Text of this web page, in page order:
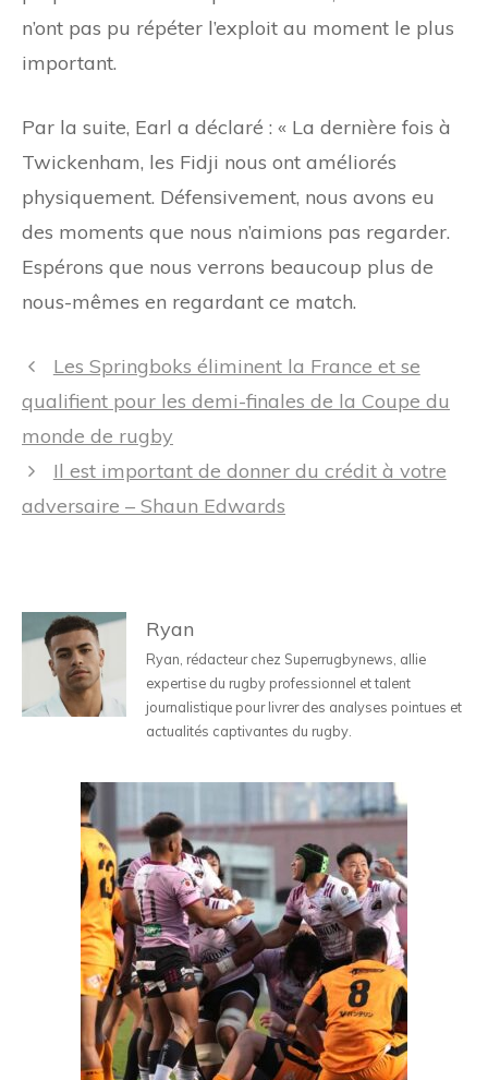
n’ont pas pu répéter l’exploit au moment le plus
important.
Par la suite, Earl a déclaré : « La dernière fois à
Twickenham, les Fidji nous ont améliorés
physiquement. Défensivement, nous avons eu
des moments que nous n’aimions pas regarder.
Espérons que nous verrons beaucoup plus de
nous-mêmes en regardant ce match.
Navigation
des
Les Springboks éliminent la France et se
qualifient pour les demi-finales de la Coupe du
monde de rugby
Il est important de donner du crédit à votre
adversaire – Shaun Edwards
Ryan
Ryan, rédacteur chez Superrugbynews, allie
expertise du rugby professionnel et talent
journalistique pour livrer des analyses pointues et
actualités captivantes du rugby.